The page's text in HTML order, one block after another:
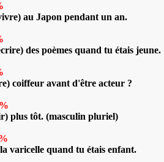
au Japon pendant un an.
des poèmes quand tu étais jeune.
coiffeur avant d'être acteur ?
plus tôt. (masculin pluriel)
varicelle quand tu étais enfant.